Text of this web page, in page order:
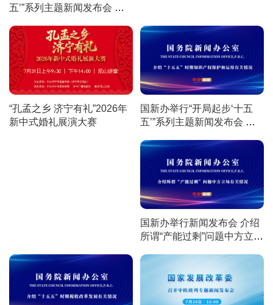
五’”系列主题新闻发布会 介
军人工作高质量发展有关情
况
“孔孟之乡 济宁有礼”2026年
新中式婚礼展演大赛
国新办举行“开局起步‘十五
五’”系列主题新闻发布会 介
和运用有关情况
国新办举行新闻发布会 介绍
所谓“产能过剩”问题中方立场